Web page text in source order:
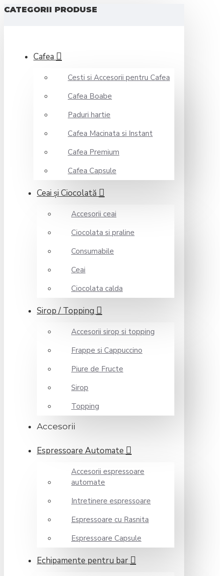
CATEGORII PRODUSE
Cafea
Cesti si Accesorii pentru Cafea
Cafea Boabe
Paduri hartie
Cafea Macinata si Instant
Cafea Premium
Cafea Capsule
Ceai şi Ciocolată
Accesorii ceai
Ciocolata si praline
Consumabile
Ceai
Ciocolata calda
Sirop / Topping
Accesorii sirop si topping
Frappe si Cappuccino
Piure de Fructe
Sirop
Topping
Accesorii
Espressoare Automate
Accesorii espressoare
automate
Intretinere espressoare
Espressoare cu Rasnita
Espressoare Capsule
Echipamente pentru bar